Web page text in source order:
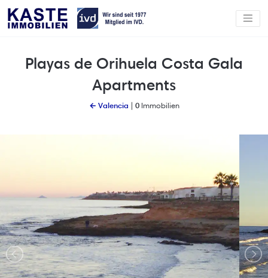
Playas de Orihuela Costa Gala
Apartments
← Valencia | 0Immobilien